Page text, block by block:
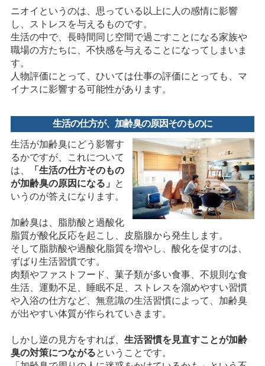
ニオイというのは、思っている以上に人の感情に影響
し、ストレスを与えるものです。
生活の中で、長時間同じ空間で過ごすことになる家族や
職場の方たちに、不快感を与えることになってしまいま
す。
人物評価にとって、ひいては仕事の評価にとっても、マ
イナスに影響する可能性があります。
生活の仕方が、加齢臭の原因そのものに
生活が加齢臭にどう影響す
るかですが、これについて
は、
「生活の仕方そのもの
が加齢臭の原因になる」
と
いうのが答えになります。
加齢臭は、脂肪酸と過酸化
脂質が酸化反応を起こし、皮脂腺から発生します。
そして脂肪酸や過酸化脂質を増やし、酸化を促すのは、
ずばり生活習慣です。
肉類やファストフード、菓子類が多い食事、不規則な食
生活、運動不足、睡眠不足、ストレスを溜めやすい習慣
や入浴の仕方など、無意識の生活習慣によって、加齢臭
が出やすい体質が作られていきます。
しかし逆の見方をすれば、 生活習慣を見直すことが加齢
臭の対策につながるということです。